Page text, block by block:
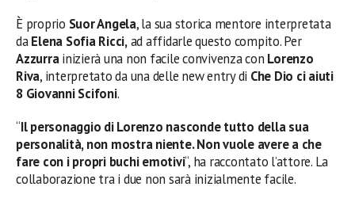
È proprio Suor Angela, la sua storica mentore interpretata
daElena Sofia Ricci,ad affidarle questo compito. Per
Azzurrainizierà una non facile convivenza con Lorenzo
Riva, interpretato da una delle new entry di Che Dio ci aiuti
8 Giovanni Scifoni.
“Il personaggio di Lorenzo nasconde tutto della sua
personalità, non mostra niente. Non vuole avere a che
fare con i propri buchi emotivi“, ha raccontato l’attore. La
collaborazione tra i due non sarà inizialmente facile.